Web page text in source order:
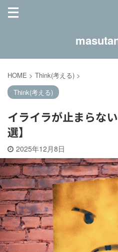
HOME > Think(考える) >
Think(考える)
イライラが止まらな
選】
2025年12月8日